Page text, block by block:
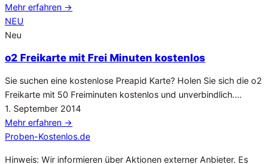
am
Mehr erfahren →
NEU
Neu
o2 Freikarte mit Frei Minuten kostenlos
Sie suchen eine kostenlose Preapid Karte? Holen Sie sich die o2
Freikarte mit 50 Freiminuten kostenlos und unverbindlich.…
Veröffentlicht
am
1. September 2014
Mehr erfahren →
Proben-Kostenlos.de
Hinweis: Wir informieren über Aktionen externer Anbieter. Es